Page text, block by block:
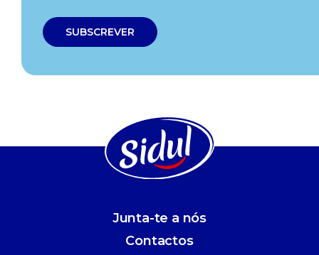
Junta-te a nós
Contactos